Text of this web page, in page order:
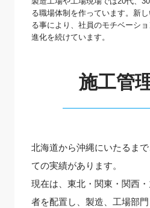
る職場体制を作っています。新
る事により、社員のモチベーシ
進化を続けています。
施工管
北海道から沖縄にいたるま
ての実績があります。
現在は、東北・関東・関西
者を配置し、製造、工場部